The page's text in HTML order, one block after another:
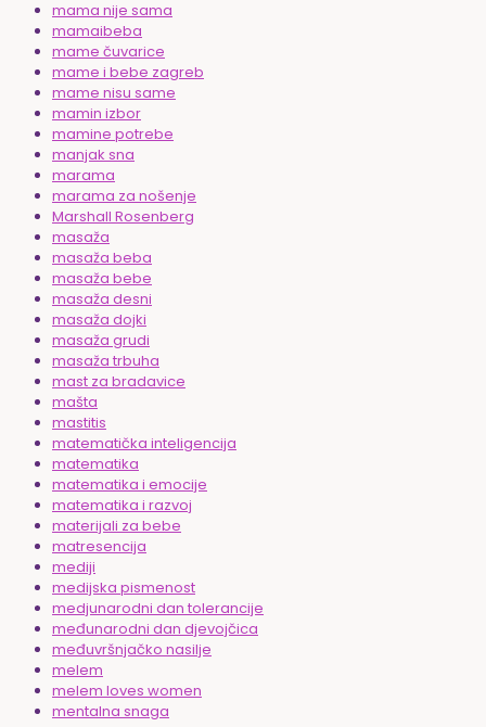
mama nije sama
mamaibeba
mame čuvarice
mame i bebe zagreb
mame nisu same
mamin izbor
mamine potrebe
manjak sna
marama
marama za nošenje
Marshall Rosenberg
masaža
masaža beba
masaža bebe
masaža desni
masaža dojki
masaža grudi
masaža trbuha
mast za bradavice
mašta
mastitis
matematička inteligencija
matematika
matematika i emocije
matematika i razvoj
materijali za bebe
matresencija
mediji
medijska pismenost
medjunarodni dan tolerancije
međunarodni dan djevojčica
međuvršnjačko nasilje
melem
melem loves women
mentalna snaga